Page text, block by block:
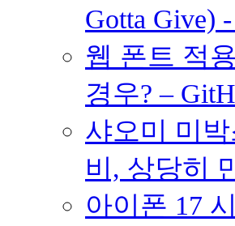
Gotta Give)
웹 폰트 적
경우? –
샤오미 미
비, 상당히
아이폰 17